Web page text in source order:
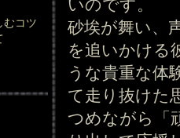
むコツ
砂埃が舞い、
を追いかける
うな貴重な体
て走り抜けた
つめながら「